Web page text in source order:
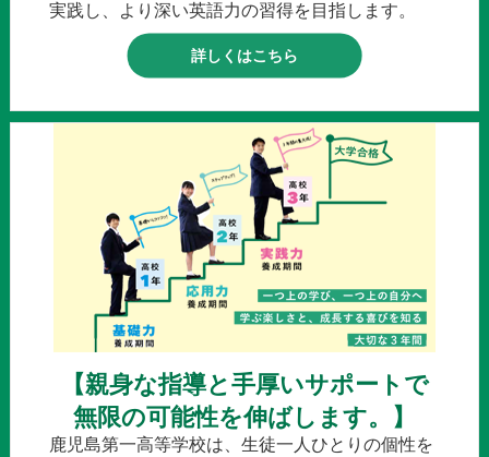
実践し、より深い英語力の習得を目指します。
詳しくはこちら
【親身な指導と手厚いサポートで
無限の可能性を伸ばします。】
鹿児島第一高等学校は、生徒一人ひとりの個性を